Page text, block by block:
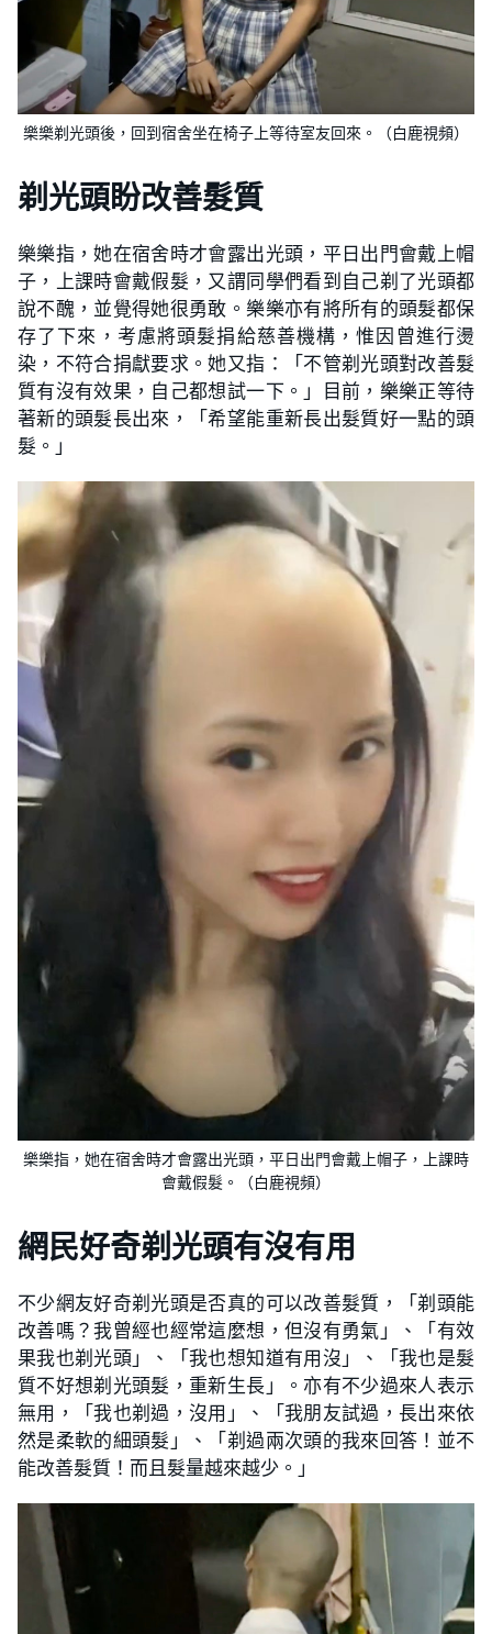
樂樂剃光頭後，回到宿舍坐在椅子上等待室友回來。（白鹿視頻）
剃光頭盼改善髮質
樂樂指，她在宿舍時才會露出光頭，平日出門會戴上帽
子，上課時會戴假髮，又謂同學們看到自己剃了光頭都
說不醜，並覺得她很勇敢。樂樂亦有將所有的頭髮都保
存了下來，考慮將頭髮捐給慈善機構，惟因曾進行燙
染，不符合捐獻要求。她又指：「不管剃光頭對改善髮
質有沒有效果，自己都想試一下。」目前，樂樂正等待
著新的頭髮長出來，「希望能重新長出髮質好一點的頭
髮。」
樂樂指，她在宿舍時才會露出光頭，平日出門會戴上帽子，上課時
會戴假髮。（白鹿視頻）
網民好奇剃光頭有沒有用
不少網友好奇剃光頭是否真的可以改善髮質，「剃頭能
改善嗎？我曾經也經常這麼想，但沒有勇氣」、「有效
果我也剃光頭」、「我也想知道有用沒」、「我也是髮
質不好想剃光頭髮，重新生長」。亦有不少過來人表示
無用，「我也剃過，沒用」、「我朋友試過，長出來依
然是柔軟的細頭髮」、「剃過兩次頭的我來回答！並不
能改善髮質！而且髮量越來越少。」